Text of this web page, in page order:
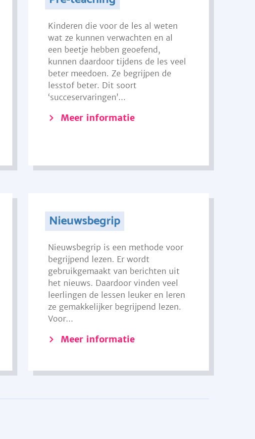
Kinderen die voor de les al weten
wat ze kunnen verwachten en al
een beetje hebben geoefend,
kunnen daardoor tijdens de les veel
beter meedoen. Ze begrijpen de
lesstof beter. Dit soort
‘succeservaringen’...
Meer informatie
Nieuwsbegrip
Nieuwsbegrip is een methode voor
begrijpend lezen. Er wordt
gebruikgemaakt van berichten uit
het nieuws. Daardoor vinden veel
leerlingen de lessen leuker en leren
ze gemakkelijker begrijpend lezen.
Voor...
Meer informatie